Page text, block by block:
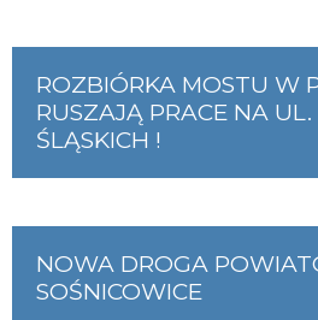
ROZBIÓRKA MOSTU W
RUSZAJĄ PRACE NA
ŚLĄSKICH !
NOWA DROGA
SOŚNICOWICE